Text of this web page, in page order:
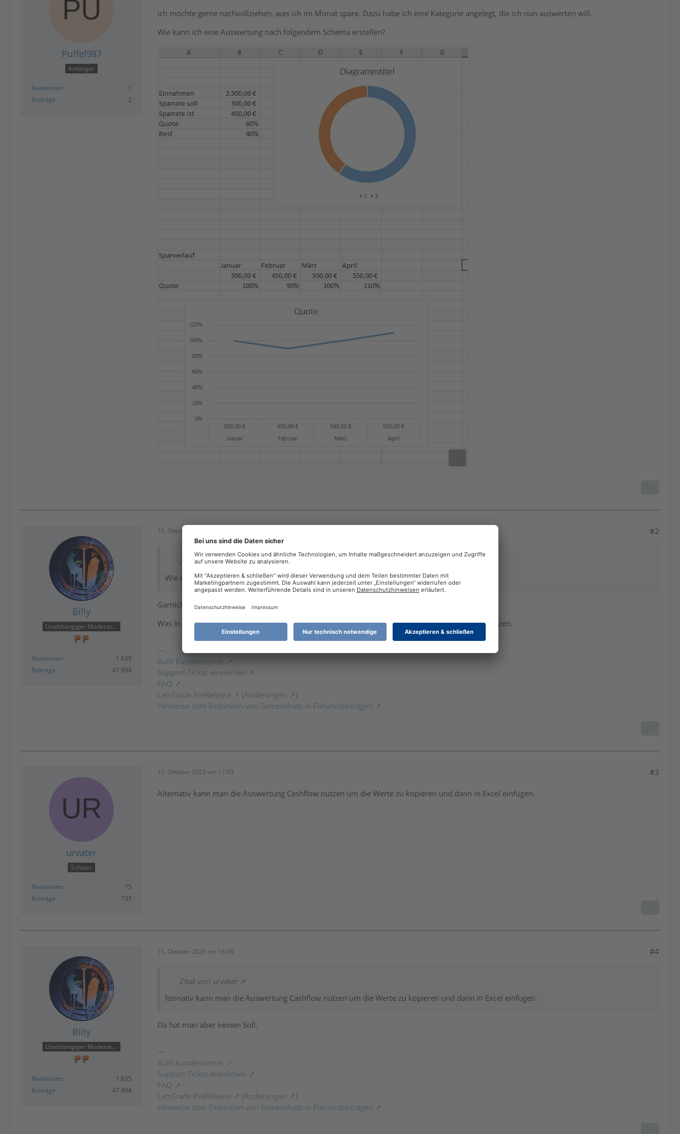
Puffel987
Anfänger
Reaktionen
1
Beiträge
2
ich möchte gerne nachvollziehen, was ich im Monat spare. Dazu habe ich eine Kategorie angelegt, die ich nun auswerten will.
Wie kann ich eine Auswertung nach folgendem Schema erstellen?
Billy
Unabhängiger Moderator
Reaktionen
1.635
Beiträge
47.994
15. Oktober 2025 um 14:12 #2
Zitat von Puffel987
Wie kann ich eine Auswertung nach folgendem Schema erstellen?
Garnicht.
Was in die Richtung geht ist der Budgetverlauf (tabellarisch). Dann mußt Du aber auch Budgets setzen.
---
Buhl Kundencenter
Support-Ticket einreichen
FAQ
LetsTrade PreRelease
(Änderungen
)
Hinweise zum Einbinden von Screenshots in Forumsbeiträgen
urvater
Schüler
Reaktionen
75
Beiträge
733
15. Oktober 2025 um 17:03 #3
Alternativ kann man die Auswertung Cashflow nutzen um die Werte zu kopieren und dann in Excel einfügen.
Billy
Unabhängiger Moderator
Reaktionen
1.635
Beiträge
47.994
15. Oktober 2025 um 18:08 #4
Zitat von urvater
lternativ kann man die Auswertung Cashflow nutzen um die Werte zu kopieren und dann in Excel einfügen.
Da hat man aber keinen Soll.
---
Buhl Kundencenter
Support-Ticket einreichen
FAQ
LetsTrade PreRelease
(Änderungen
)
Hinweise zum Einbinden von Screenshots in Forumsbeiträgen